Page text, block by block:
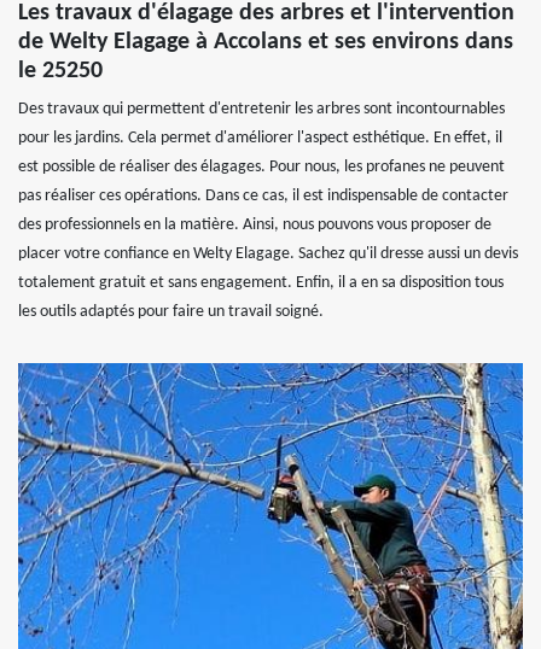
Les travaux d'élagage des arbres et l'intervention
de Welty Elagage à Accolans et ses environs dans
le 25250
Des travaux qui permettent d'entretenir les arbres sont incontournables
pour les jardins. Cela permet d'améliorer l'aspect esthétique. En effet, il
est possible de réaliser des élagages. Pour nous, les profanes ne peuvent
pas réaliser ces opérations. Dans ce cas, il est indispensable de contacter
des professionnels en la matière. Ainsi, nous pouvons vous proposer de
placer votre confiance en Welty Elagage. Sachez qu'il dresse aussi un devis
totalement gratuit et sans engagement. Enfin, il a en sa disposition tous
les outils adaptés pour faire un travail soigné.